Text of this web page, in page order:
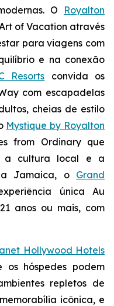
O Royalton
of Vacation através
para viagens com
e na conexão
Resorts convida os
com escapadelas
cheias de estilo
Mystique by Royalton
from Ordinaryque
a cultura local e a
Jamaica, o Grand
única Au
anos ou mais, com
Hollywood Hotels
os hóspedes podem
repletos de
icônica, e